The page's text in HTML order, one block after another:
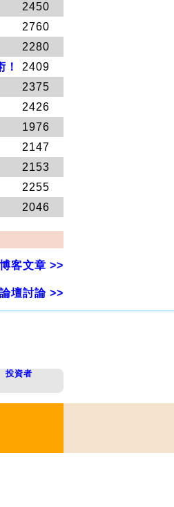
2450
2760
2280
2409
2375
2426
1976
2147
2153
2255
2046
客文章 >>
壇討論 >>
投資者